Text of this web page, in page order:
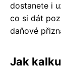
dostanete i
co si dát
daňové
Jak